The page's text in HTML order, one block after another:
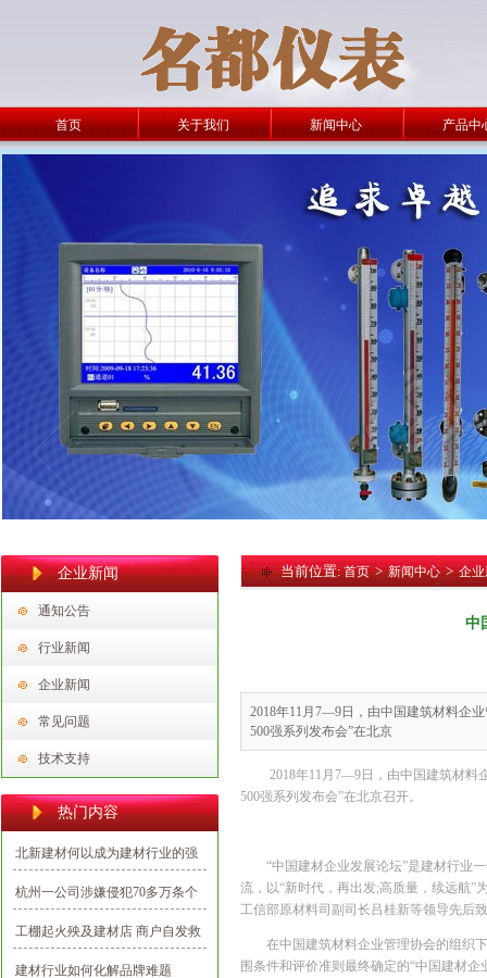
首页 关于我们 新闻中心 产品中
企业新闻
通知公告
行业新闻
企业新闻
常见问题
技术支持
热门内容
北新建材何以成为建材行业的强
势民族品牌？
杭州一公司涉嫌侵犯70多万条个
人信息，多为向业主推销建材
工棚起火殃及建材店 商户自发救
援避免损失
建材行业如何化解品牌难题
当前位置:首页>新闻中心>企
中
2018年11月7—9日，由中国建筑材料企
500强系列发布会”在北京
2018年11月7—9日，由中国建筑材料
500强系列发布会”在北京召开。
“中国建材企业发展论坛”是建材行业
流，以“新时代，再出发;高质量，续远航”
工信部原材料司副司长吕桂新等领导先后
在中国建筑材料企业管理协会的组织
围条件和评价准则最终确定的“中国建材